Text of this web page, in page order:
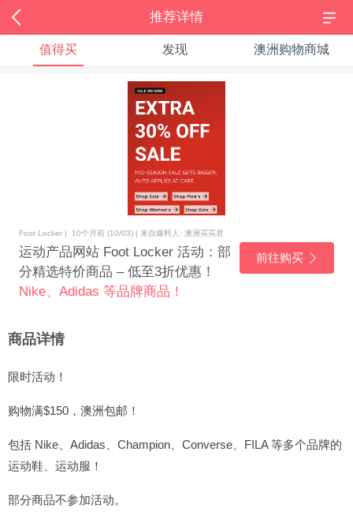
推荐详情
值得买 发现 澳洲购物商城
Foot Locker | 10个月前 (10/03) | 来自爆料人: 澳洲买买君
运动产品网站 Foot Locker 活动：部
分精选特价商品 – 低至3折优惠！
Nike、Adidas 等品牌商品！
前往购买
商品详情
限时活动！
购物满$150，澳洲包邮！
包括 Nike、Adidas、Champion、Converse、FILA 等多个品牌的
运动鞋、运动服！
部分商品不参加活动。